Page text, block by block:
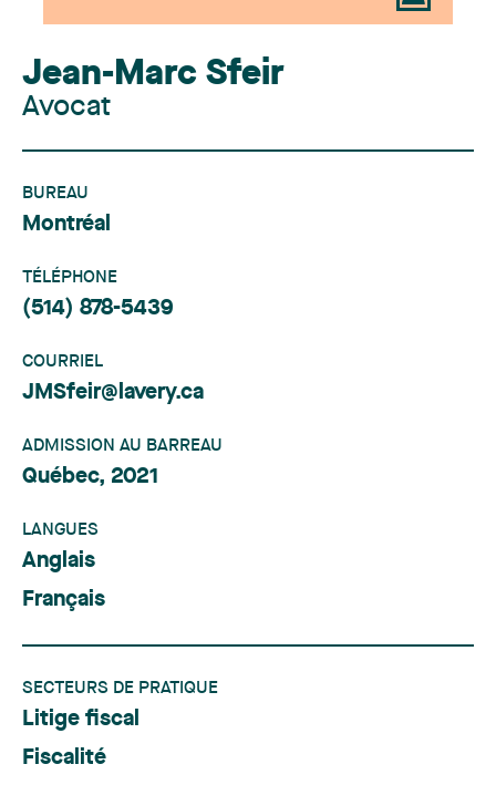
Jean-Marc Sfeir
Avocat
BUREAU
Montréal
TÉLÉPHONE
(514) 878-5439
COURRIEL
JMSfeir@lavery.ca
ADMISSION AU BARREAU
Québec, 2021
LANGUES
Anglais
Français
SECTEURS DE PRATIQUE
Litige fiscal
Fiscalité